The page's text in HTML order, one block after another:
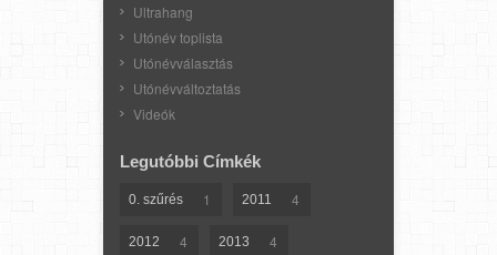
Ultrahang
Utónév toplista
Utónévválasztás
Utónévváltoztatás
Videók
Legutóbbi Címkék
0. szűrés 1 2011 4
2012 4 2013 4